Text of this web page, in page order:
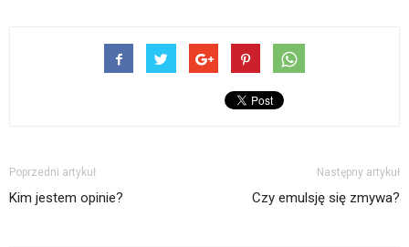
Poprzedni artykuł
Kim jestem opinie?
Następny artykuł
Czy emulsję się zmywa?